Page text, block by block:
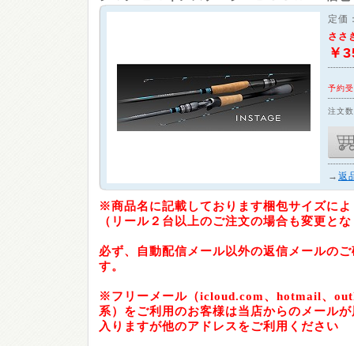
定価
ささ
￥
予約
注文
→ 返
※商品名に記載しております梱包サイズに
（リール２台以上のご注文の場合も変更と
必ず、自動配信メール以外の返信メールの
す。
※フリーメール（icloud.com、hotmail、
系）をご利用のお客様は当店からのメール
入りますが他のアドレスをご利用ください